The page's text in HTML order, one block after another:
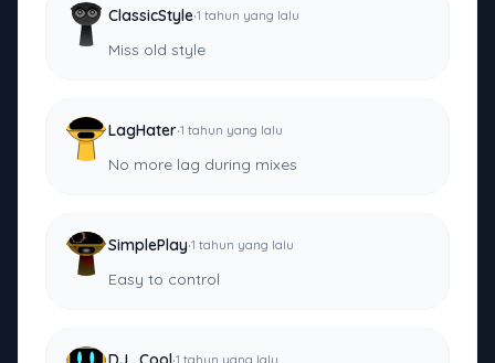
ClassicStyle·1 tahun yang lalu
Miss old style
LagHater·1 tahun yang lalu
No more lag during mixes
SimplePlay·1 tahun yang lalu
Easy to control
1 tahun yang lalu